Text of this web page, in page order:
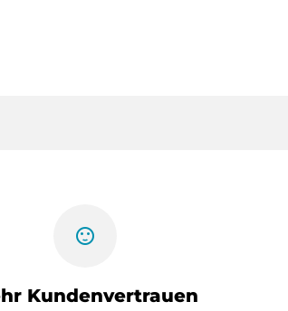
sentiment_satisfied
Kundenvertrauen